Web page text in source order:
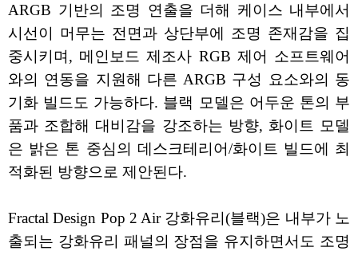
ARGB 기반의 조명 연출을 더해 케이스 내부에서
시선이 머무는 전면과 상단부에 조명 존재감을 집
중시키며, 메인보드 제조사 RGB 제어 소프트웨어
와의 연동을 지원해 다른 ARGB 구성 요소와의 동
기화 빌드도 가능하다. 블랙 모델은 어두운 톤의 부
품과 조합해 대비감을 강조하는 방향, 화이트 모델
은 밝은 톤 중심의 데스크테리어/화이트 빌드에 최
적화된 방향으로 제안된다.
Fractal Design Pop 2 Air 강화유리(블랙)은 내부가 노
출되는 강화유리 패널의 장점을 유지하면서도 조명